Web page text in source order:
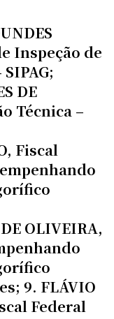
Inspeção de
DE
Técnica –
Fiscal
OLIVEIRA,
9. FLÁVIO
Federal